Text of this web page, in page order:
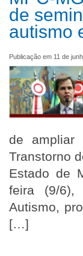
de
autismo
Publicação em 11 de
de ampliar
Transtorno
Estado de
feira (9/6),
Autismo,
[…]